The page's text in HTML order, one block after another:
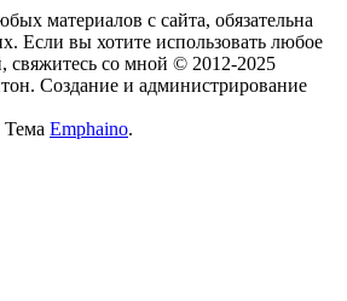
материалов с сайта, обязательна
Если вы хотите использовать любое
свяжитесь со мной © 2012-2025
Cоздание и администрирование
Тема Emphaino.